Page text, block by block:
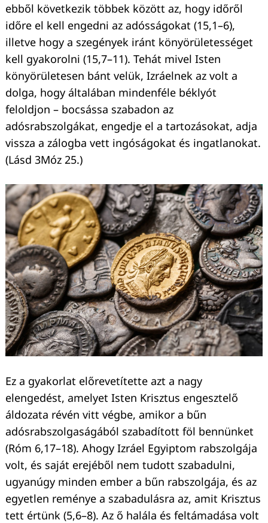
ebből következik többek között az, hogy időről
időre el kell engedni az adósságokat (15,1–6),
illetve hogy a szegények iránt könyörületességet
kell gyakorolni (15,7–11). Tehát mivel Isten
könyörületesen bánt velük, Izráelnek az volt a
dolga, hogy általában mindenféle béklyót
feloldjon – bocsássa szabadon az
adósrabszolgákat, engedje el a tartozásokat, adja
vissza a zálogba vett ingóságokat és ingatlanokat.
(Lásd 3Móz 25.)
Ez a gyakorlat előrevetítette azt a nagy
elengedést, amelyet Isten Krisztus engesztelő
áldozata révén vitt végbe, amikor a bűn
adósrabszolgaságából szabadított föl bennünket
(Róm 6,17–18). Ahogy Izráel Egyiptom rabszolgája
volt, és saját erejéből nem tudott szabadulni,
ugyanúgy minden ember a bűn rabszolgája, és az
egyetlen reménye a szabadulásra az, amit Krisztus
tett értünk (5,6–8). Az ő halála és feltámadása volt
Keresés: